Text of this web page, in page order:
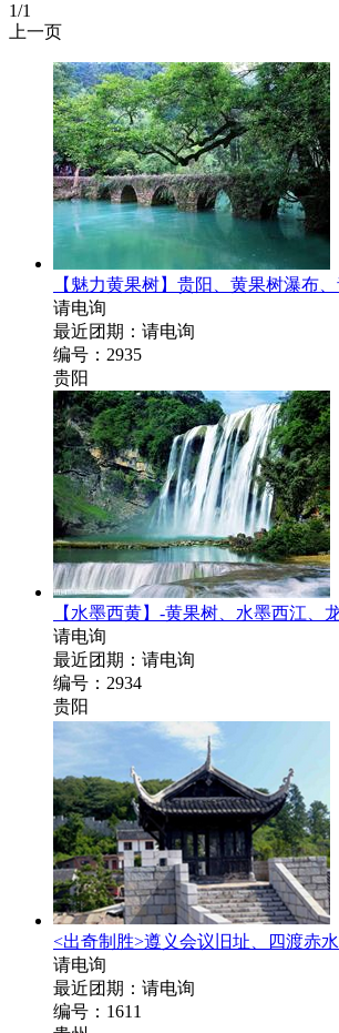
1/1
上一页
【魅力黄果树】贵阳、黄果树瀑布
请电询
最近团期：请电询
编号：2935
贵阳
【水墨西黄】-黄果树、水墨西江、
请电询
最近团期：请电询
编号：2934
贵阳
<出奇制胜>遵义会议旧址、四渡赤
请电询
最近团期：请电询
编号：1611